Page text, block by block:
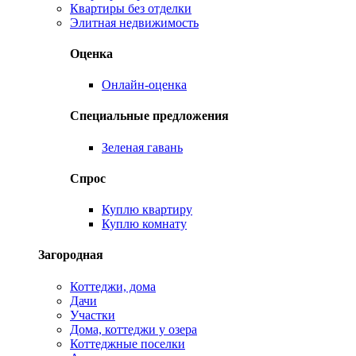
Квартиры без отделки
Элитная недвижимость
Оценка
Онлайн-оценка
Специальные предложения
Зеленая гавань
Спрос
Куплю квартиру
Куплю комнату
Загородная
Коттеджи, дома
Дачи
Участки
Дома, коттеджи у озера
Коттеджные поселки